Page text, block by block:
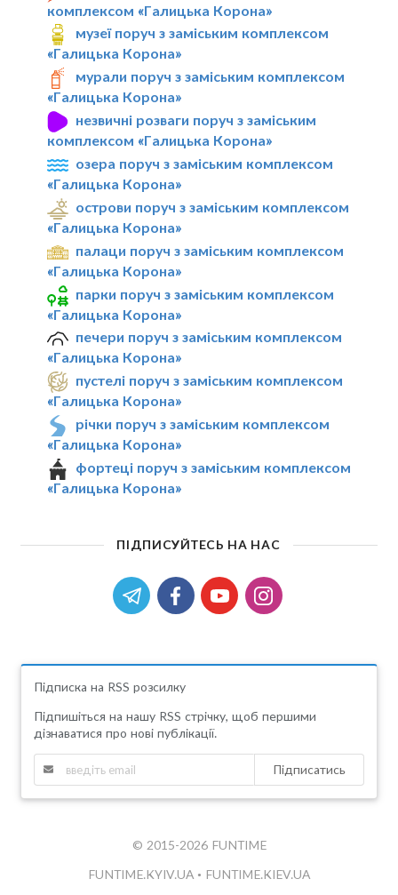
комплексом «Галицька Корона»
музеї поруч з заміським комплексом
«Галицька Корона»
мурали поруч з заміським комплексом
«Галицька Корона»
незвичні розваги поруч з заміським
комплексом «Галицька Корона»
озера поруч з заміським комплексом
«Галицька Корона»
острови поруч з заміським комплексом
«Галицька Корона»
палаци поруч з заміським комплексом
«Галицька Корона»
парки поруч з заміським комплексом
«Галицька Корона»
печери поруч з заміським комплексом
«Галицька Корона»
пустелі поруч з заміським комплексом
«Галицька Корона»
річки поруч з заміським комплексом
«Галицька Корона»
фортеці поруч з заміським комплексом
«Галицька Корона»
ПІДПИСУЙТЕСЬ НА НАС
Підписка на RSS розсилку
Підпишіться на нашу RSS стрічку, щоб першими
дізнаватися про нові публікації.
Підписатись
© 2015-2026 FUNTIME
FUNTIME.KYIV.UA • FUNTIME.KIEV.UA